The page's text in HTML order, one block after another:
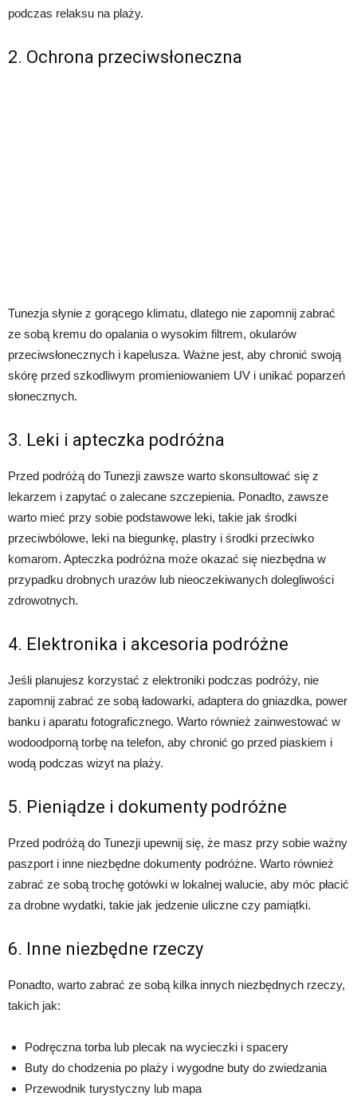
podczas relaksu na plaży.
2. Ochrona przeciwsłoneczna
Tunezja słynie z gorącego klimatu, dlatego nie zapomnij zabrać
ze sobą kremu do opalania o wysokim filtrem, okularów
przeciwsłonecznych i kapelusza. Ważne jest, aby chronić swoją
skórę przed szkodliwym promieniowaniem UV i unikać poparzeń
słonecznych.
3. Leki i apteczka podróżna
Przed podróżą do Tunezji zawsze warto skonsultować się z
lekarzem i zapytać o zalecane szczepienia. Ponadto, zawsze
warto mieć przy sobie podstawowe leki, takie jak środki
przeciwbólowe, leki na biegunkę, plastry i środki przeciwko
komarom. Apteczka podróżna może okazać się niezbędna w
przypadku drobnych urazów lub nieoczekiwanych dolegliwości
zdrowotnych.
4. Elektronika i akcesoria podróżne
Jeśli planujesz korzystać z elektroniki podczas podróży, nie
zapomnij zabrać ze sobą ładowarki, adaptera do gniazdka, power
banku i aparatu fotograficznego. Warto również zainwestować w
wodoodporną torbę na telefon, aby chronić go przed piaskiem i
wodą podczas wizyt na plaży.
5. Pieniądze i dokumenty podróżne
Przed podróżą do Tunezji upewnij się, że masz przy sobie ważny
paszport i inne niezbędne dokumenty podróżne. Warto również
zabrać ze sobą trochę gotówki w lokalnej walucie, aby móc płacić
za drobne wydatki, takie jak jedzenie uliczne czy pamiątki.
6. Inne niezbędne rzeczy
Ponadto, warto zabrać ze sobą kilka innych niezbędnych rzeczy,
takich jak:
Podręczna torba lub plecak na wycieczki i spacery
Buty do chodzenia po plaży i wygodne buty do zwiedzania
Przewodnik turystyczny lub mapa